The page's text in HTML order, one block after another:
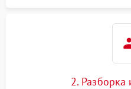
2. Разборка